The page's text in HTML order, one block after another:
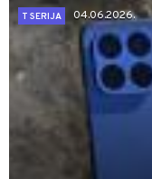
T SERIJA
04.06.2026.